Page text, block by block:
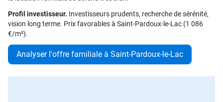
Profil investisseur. Investisseurs prudents, recherche de sérénité,
vision long terme. Prix favorables à Saint-Pardoux-le-Lac (1 086
€/m²).
Analyser l'offre familiale à Saint-Pardoux-le-Lac